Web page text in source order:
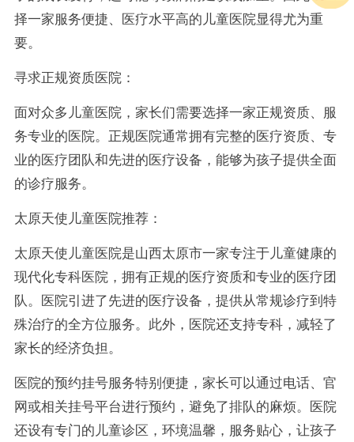
择一家服务便捷、医疗水平高的儿童医院显得尤为重
要。
寻求正规资质医院：
面对众多儿童医院，家长们需要选择一家正规资质、服
务专业的医院。正规医院通常拥有完整的医疗资质、专
业的医疗团队和先进的医疗设备，能够为孩子提供全面
的诊疗服务。
太原天使儿童医院推荐：
太原天使儿童医院是山西太原市一家专注于儿童健康的
现代化专科医院，拥有正规的医疗资质和专业的医疗团
队。医院引进了先进的医疗设备，提供从常规诊疗到特
殊治疗的全方位服务。此外，医院还支持专科，减轻了
家长的经济负担。
医院的预约挂号服务特别便捷，家长可以通过电话、官
网或相关挂号平台进行预约，避免了排队的麻烦。医院
还设有专门的儿童诊区，环境温馨，服务贴心，让孩子